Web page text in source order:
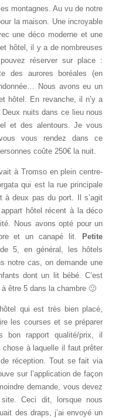
montagnes. Au vu de notre
la maison. Une incroyable
une déco moderne et une
hôtel, il y a de nombreuses
réserver sur place :
des aurores boréales (en
Nous avons eu un
hôtel. En revanche, il n’y a
nuits dans ce lieu nous
et des alentours. Je vous
vous rendez dans ce
coûte 250€ la nuit.
à Tromso en plein centre-
qui est la rue principale
à deux pas du port. Il s’agit
hôtel récent à la déco
Nous avons opté pour un
et un canapé lit.
Petite
5, en général, les hôtels
notre cas, on demande une
dont un lit bébé. C’est
être 5 dans la chambre 🙂
qui est très bien placé,
les courses et se préparer
rapport qualité/prix, il
à laquelle il faut prêter
réception. Tout se fait via
sur l’application de façon
demande, vous devez
Ceci dit, lorsque nous
des draps, j’ai envoyé un